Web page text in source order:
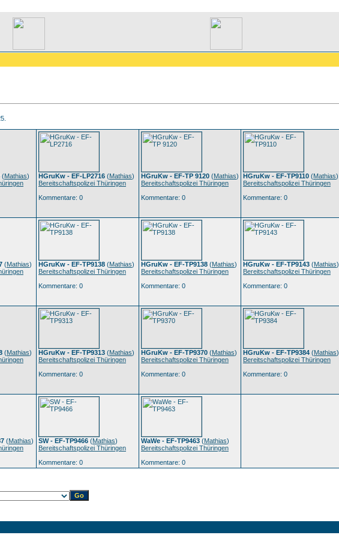
(Mathias)
HGruKw - EF-LP2716 (Mathias)
Bereitschaftspolizei Thüringen
Kommentare: 0
HGruKw - EF-TP 9120 (Mathias)
Bereitschaftspolizei Thüringen
Kommentare: 0
HGruKw - EF-TP9110 (Mathias)
Bereitschaftspolizei Thüringen
Kommentare: 0
(Mathias)
HGruKw - EF-TP9138 (Mathias)
Bereitschaftspolizei Thüringen
Kommentare: 0
HGruKw - EF-TP9138 (Mathias)
Bereitschaftspolizei Thüringen
Kommentare: 0
HGruKw - EF-TP9143 (Mathias)
Bereitschaftspolizei Thüringen
Kommentare: 0
(Mathias)
HGruKw - EF-TP9313 (Mathias)
Bereitschaftspolizei Thüringen
Kommentare: 0
HGruKw - EF-TP9370 (Mathias)
Bereitschaftspolizei Thüringen
Kommentare: 0
HGruKw - EF-TP9384 (Mathias)
Bereitschaftspolizei Thüringen
Kommentare: 0
(Mathias)
SW - EF-TP9466 (Mathias)
Bereitschaftspolizei Thüringen
Kommentare: 0
WaWe - EF-TP9463 (Mathias)
Bereitschaftspolizei Thüringen
Kommentare: 0